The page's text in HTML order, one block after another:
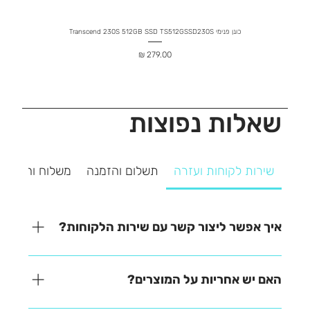
כונן פנימי Transcend 230S 512GB SSD TS512GSSD230S
מחיר
שאלות נפוצות
שירות לקוחות ועזרה תשלום והזמנה משלוח
איך אפשר ליצור קשר עם שירות הלקוחות?
אנחנו כאן כדי לעזור! ניתן ליצור איתנו קשר בקלות דרך
אחת מהאפשרויות הבאות: - בטלפון – 03-641-6555 -
האם יש אחריות על המוצרים?